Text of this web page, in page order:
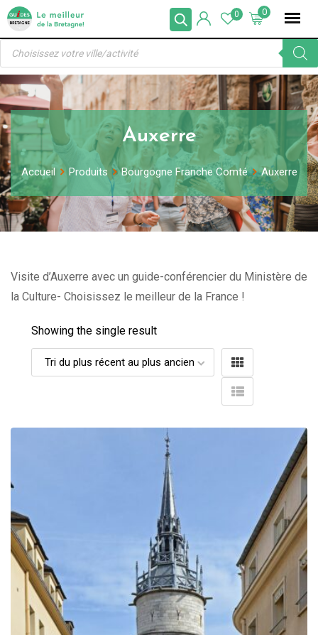
Skip
content
0
0
Recherche
produits
Auxerre
Accueil Produits Bourgogne Franche Comté Auxerre
Visite d’Auxerre avec un guide-conférencier du Ministère de
la Culture- Choisissez le meilleur de la France !
Showing the single result